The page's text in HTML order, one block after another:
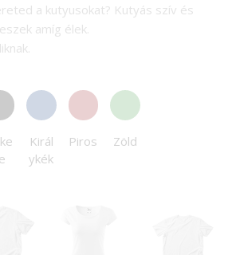
a kutyusokat? Kutyás szív és
amíg élek.
Királ
ykék
Piros Zöld